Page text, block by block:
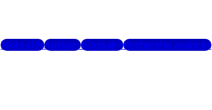
Mots-clésAuteursGlossaireRecherche avancée